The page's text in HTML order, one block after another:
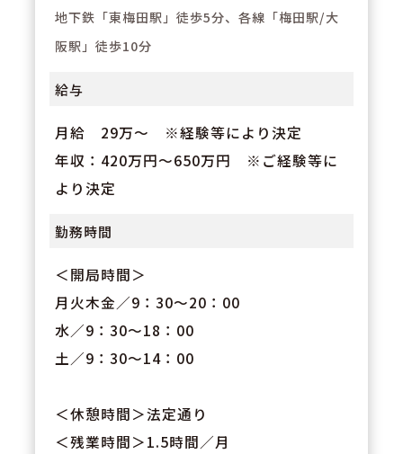
地下鉄「東梅田駅」徒歩5分、各線「梅田駅/大
阪駅」徒歩10分
給与
月給 29万～ ※経験等により決定
年収：420万円～650万円 ※ご経験等に
より決定
勤務時間
＜開局時間＞
月火木金／9：30～20：00
水／9：30～18：00
土／9：30～14：00
＜休憩時間＞法定通り
＜残業時間＞1.5時間／月